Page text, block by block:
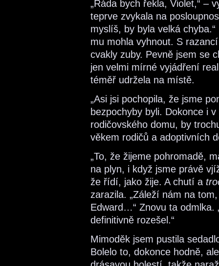
„Ráda bych řekla, Violet,“ –
teprve zvykala na
myslíš, by byla velká
mu mohla vyhnout. S
cvakly zuby. Pevně jsem se
jen velmi mírné vyjádření
téměř udržela na místě.
„Asi jsi pochopila, že jsme
bezpochyby byli. Dokonce i
rodičovského domu, by
věkem rodičů a adoptivních
„To, že žijeme pohromadě,
na plyn, i když jsme právě
že řídí, jako žije. A chutí a
zarazila. „Záleží nám na
Edward…“ Znovu ta odmlka.
definitivně rozešel.“
Mimoděk jsem pustila
Bolelo to, dokonce hodně,